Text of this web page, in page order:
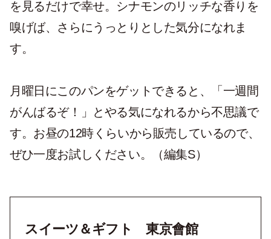
を見るだけで幸せ。シナモンのリッチな香りを
嗅げば、さらにうっとりとした気分になれま
す。
月曜日にこのパンをゲットできると、「一週間
がんばるぞ！」とやる気になれるから不思議で
す。お昼の12時くらいから販売しているので、
ぜひ一度お試しください。（編集S）
スイーツ＆ギフト 東京會館